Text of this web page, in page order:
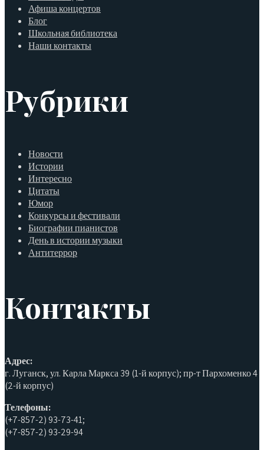
Афиша концертов
Блог
Школьная библиотека
Наши контакты
Рубрики
Новости
Истории
Интересно
Цитаты
Юмор
Конкурсы и фестивали
Биографии пианистов
День в истории музыки
Антитеррор
Контакты
Адрес:
г. Луганск, ул. Карла Маркса 39 (1-й корпус); пр-т Пархоменко 4
(2-й корпус)
Телефоны:
(+7-857-2) 93-73-41;
(+7-857-2) 93-29-94